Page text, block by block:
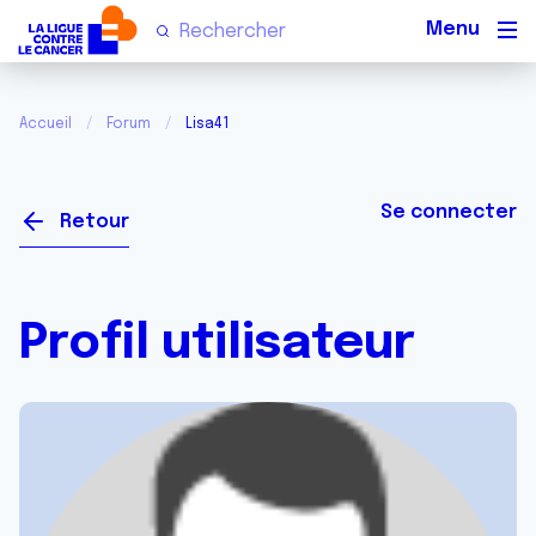
Accueil Forum Lisa41
Retour Se connecter
Profil utilisateur